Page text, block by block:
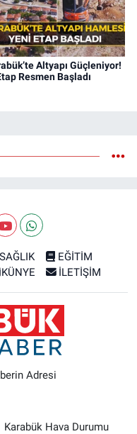
Altyapı Güçleniyor!
Resmen Başladı
SAĞLIK
EĞİTİM
KÜNYE İLETİŞİM
Adresi
Karabük Hava Durumu